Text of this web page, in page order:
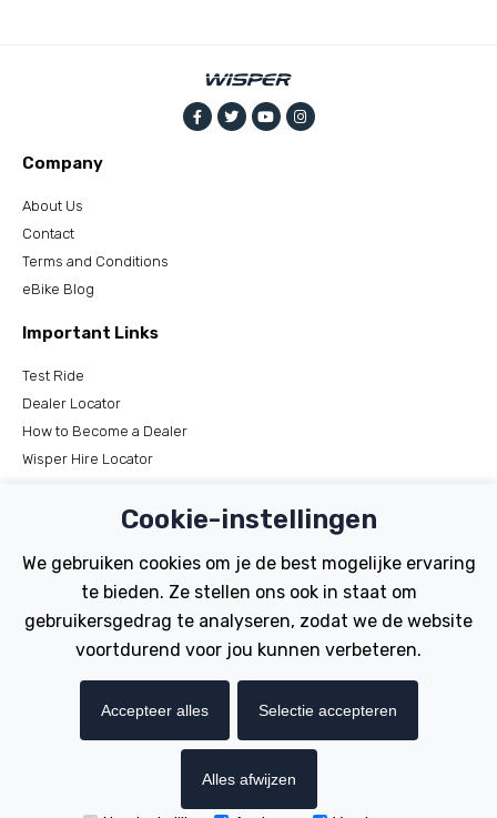
Company
About Us
Contact
Terms and Conditions
eBike Blog
Important Links
Test Ride
Dealer Locator
How to Become a Dealer
Wisper Hire Locator
FAQs
Tutorials
Wayfarer
Cookie-instellingen
We gebruiken cookies om je de best mogelijke ervaring
te bieden. Ze stellen ons ook in staat om
gebruikersgedrag te analyseren, zodat we de website
voortdurend voor jou kunnen verbeteren.
Accepteer alles Selectie accepteren
Alles afwijzen